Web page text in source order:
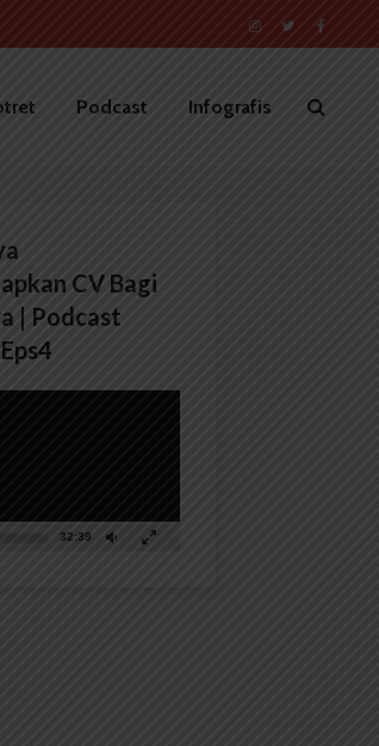
Podcast Infografis
CV Bagi
| Podcast
32:39